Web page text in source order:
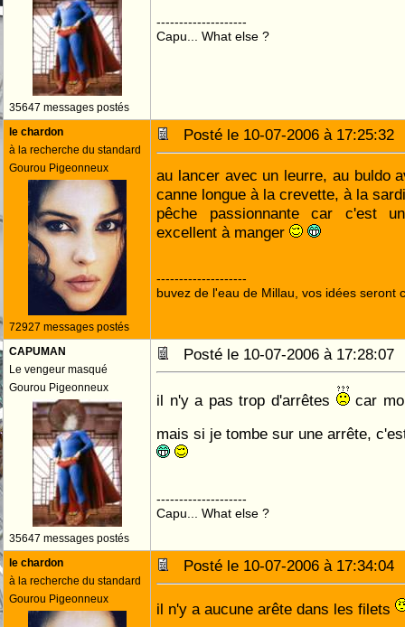
35647 messages postés
--------------------
Capu... What else ?
le chardon
à la recherche du standard
Gourou Pigeonneux
72927 messages postés
Posté le 10-07-2006 à
au lancer avec un leurre, au buldo
canne longue à la crevette, à la
pêche passionnante car c'est
excellent à manger
--------------------
buvez de l'eau de Millau, vos idées seront
CAPUMAN
Le vengeur masqué
Gourou Pigeonneux
35647 messages postés
Posté le 10-07-2006 à
il n'y a pas trop d'arrêtes
car
mais si je tombe sur une arrête,
--------------------
Capu... What else ?
le chardon
à la recherche du standard
Gourou Pigeonneux
Posté le 10-07-2006 à
il n'y a aucune arête dans les filets